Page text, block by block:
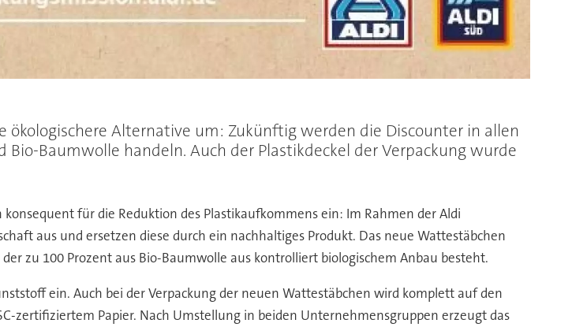
Alternative um: Zukünftig werden die Discounter in allen
Baumwolle handeln. Auch der Plastikdeckel der Verpackung wurde
für die Reduktion des Plastikaufkommens ein: Im Rahmen der Aldi
aus und ersetzen diese durch ein nachhaltiges Produkt. Das neue Wattestäbchen
zu 100 Prozent aus Bio-Baumwolle aus kontrolliert biologischem Anbau besteht.
ein. Auch bei der Verpackung der neuen Wattestäbchen wird komplett auf den
zertifiziertem Papier. Nach Umstellung in beiden Unternehmensgruppen erzeugt das